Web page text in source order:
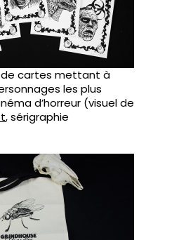
de cartes mettant à
les plus
d’horreur (visuel de
, sérigraphie